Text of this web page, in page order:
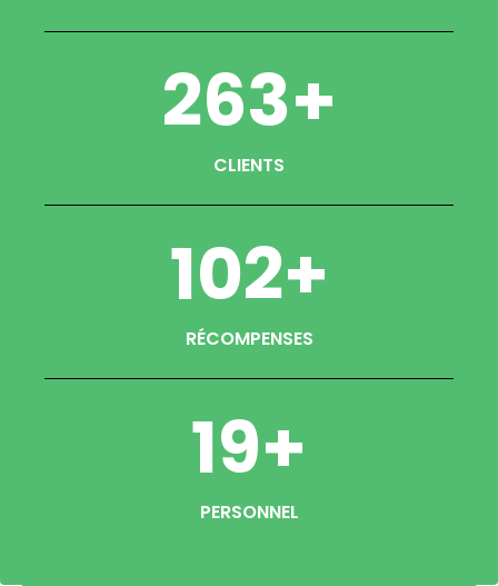
263+
CLIENTS
102+
RÉCOMPENSES
19+
PERSONNEL